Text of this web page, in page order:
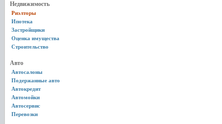
Недвижимость
Риэлторы
Ипотека
Застройщики
Оценка имущества
Строительство
Авто
Автосалоны
Подержанные авто
Автокредит
Автомойки
Автосервис
Перевозки